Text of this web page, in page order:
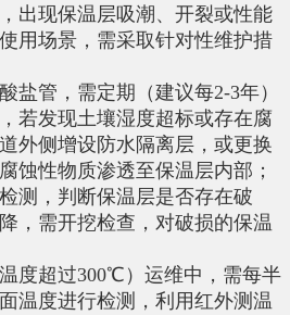
出现保温层吸潮、开裂或性能
用场景，需采取针对性维护措
盐管，需定期（建议每2-3年）
若发现土壤湿度超标或存在腐
外侧增设防水隔离层，或更换
蚀性物质渗透至保温层内部；
测，判断保温层是否存在破
，需开挖检查，对破损的保温
度超过300℃）运维中，需每半
温度进行检测，利用红外测温